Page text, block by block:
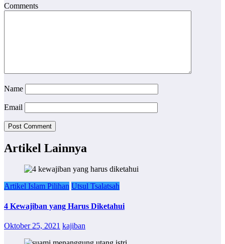
Comments
Name
Email
Artikel Lainnya
Artikel Islam Pilihan Utsul Tsalatsah
4 Kewajiban yang Harus Diketahui
Oktober 25, 2021 kajiban